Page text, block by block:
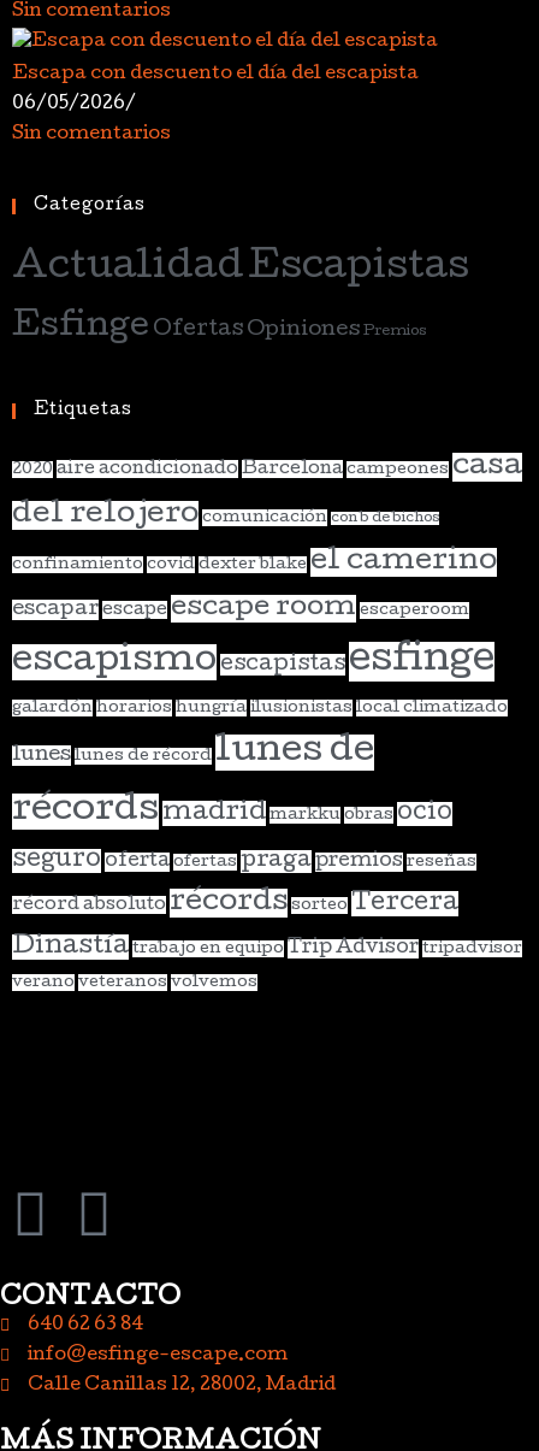
Sin comentarios
Escapa con descuento el día del escapista
06/05/2026/
Sin comentarios
Categorías
ActualidadEscapistas
Esfinge Ofertas Opiniones Premios
Etiquetas
2020 aire acondicionado Barcelona campeones casa
del relojero comunicación con b de bichos
confinamiento covid dexter blake el camerino
escapar escape escape room escaperoom
escapismo escapistas esfinge
galardón horarios hungría ilusionistas local climatizado
lunes lunes de récord lunes de
récords madrid markku obras ocio
seguro oferta ofertas pragapremios reseñas
récord absoluto récords sorteo Tercera
Dinastía trabajo en equipo Trip Advisor tripadvisor
verano veteranos volvemos
CONTACTO
640 62 63 84
info@esfinge-escape.com
Calle Canillas 12, 28002, Madrid
MÁS INFORMACIÓN